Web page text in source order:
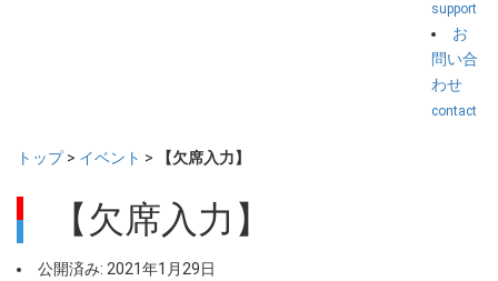
support
お
問い合
わせ
contact
トップ> イベント > 【欠席入力】
【欠席入力】
公開済み: 2021年1月29日